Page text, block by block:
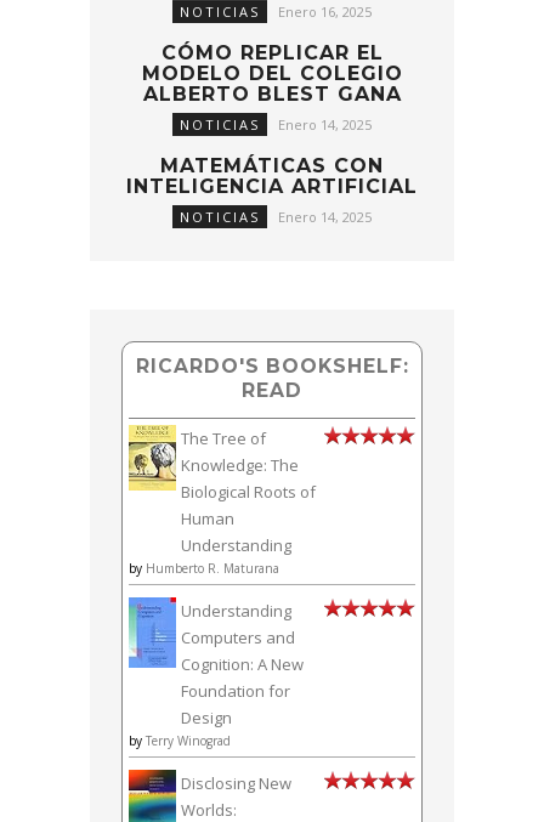
NOTICIAS Enero 16, 2025
CÓMO REPLICAR EL
MODELO DEL COLEGIO
ALBERTO BLEST GANA
NOTICIAS Enero 14, 2025
MATEMÁTICAS CON
INTELIGENCIA ARTIFICIAL
NOTICIAS Enero 14, 2025
RICARDO'S BOOKSHELF:
READ
The Tree of
Knowledge: The
Biological Roots of
Human
Understanding
by Humberto R. Maturana
Understanding
Computers and
Cognition: A New
Foundation for
Design
by Terry Winograd
Disclosing New
Worlds: